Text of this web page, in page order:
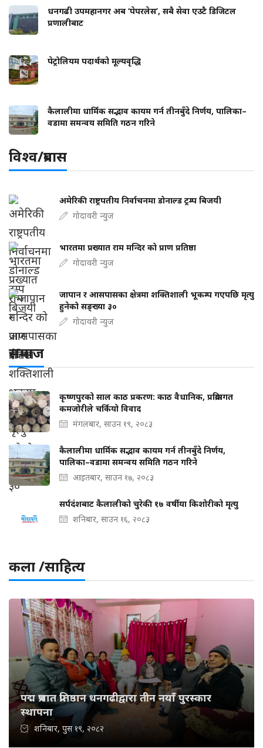
धनगढी उपमहानगर अब ‘पेपरलेस’, सबै सेवा एउटै डिजिटल
प्रणालीबाट
पेट्रोलियम पदार्थको मूल्यवृद्धि
कैलालीमा धार्मिक सद्भाव कायम गर्न तीनबुँदे निर्णय, पालिका–
वडामा समन्वय समिति गठन गरिने
विश्व/प्रबास
अमेरिकी राष्ट्रपतीय निर्वाचनमा डोनाल्ड ट्रम्प बिजयी
गोदावरी न्युज
भारतमा प्रख्यात राम मन्दिर को प्राण प्रतिष्ठा
गोदावरी न्युज
जापान र आसपासका क्षेत्रमा शक्तिशाली भूकम्प गएपछि मृत्यु
हुनेको सङ्ख्या ३०
गोदावरी न्युज
समाज
कृष्णपुरको साल काठ प्रकरण: काठ वैधानिक, प्रक्रियागत
कमजोरीले चर्कियो विवाद
मंगलबार, साउन १९, २०८३
कैलालीमा धार्मिक सद्भाव कायम गर्न तीनबुँदे निर्णय,
पालिका–वडामा समन्वय समिति गठन गरिने
आइतबार, साउन १७, २०८३
सर्पदंशबाट कैलालीको चुरेकी १७ वर्षीया किशोरीको मृत्यु
शनिबार, साउन १६, २०८३
कला /साहित्य
पद्म प्रभात प्रतिष्ठान धनगढीद्वारा तीन नयाँ पुरस्कार
स्थापना
शनिबार, पुस १९, २०८२